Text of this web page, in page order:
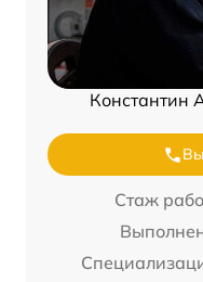
Константин
Стаж